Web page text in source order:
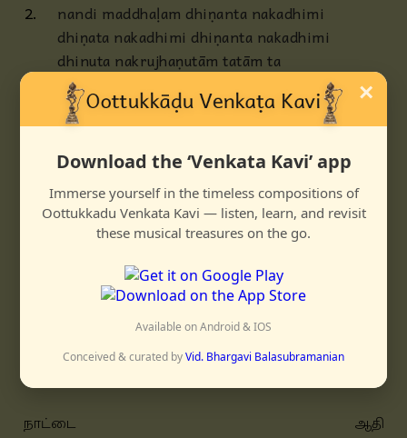
2.
nandi maddhaḷam dhiṇanta nakadhimi
dhiṇata nakadhimi dhiṇanta nakadhimi
dhinuta nakrujhaṇutām tatām ta
kiṭatom takiṭa takajhaṇutāmena ....āḍinān
3.
rambai tilōttamai mēnakai oorvashi
nāda mowḷigaṇa kaṇakaṇa kiṇikiṇi
guṇu guṇutām guṇutām
nāṭṭiya padamāṭṭiyapaḍi naḍitta
tiruvaḍi kāṭṭiyapaḍi ghanattamuḍi
nava nava bhāva malarnda malarkoḍi
madhukoṭṭiḍum maṇameṭṭumpaḍi .... āḍinān
நாட்டை ஆதி
×
Download the ‘Venkata Kavi’ app
Immerse yourself in the timeless compositions of
Oottukkadu Venkata Kavi — listen, learn, and revisit
these musical treasures on the go.
Available on Android & IOS
Conceived & curated byVid. Bhargavi Balasubramanian